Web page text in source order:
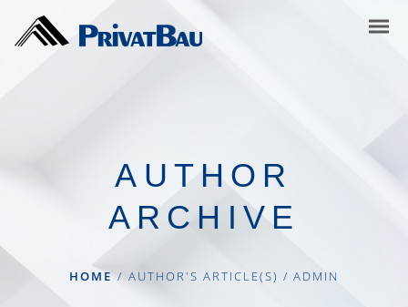
AUTHOR
ARCHIVE
HOME / AUTHOR'S ARTICLE(S) / ADMIN